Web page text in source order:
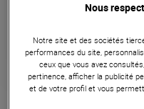
60 / mois
Nous
Notre site et des sociétés
performances du site,
ceux que vous avez
pertinence, afficher la publicité
et de votre profil et vous